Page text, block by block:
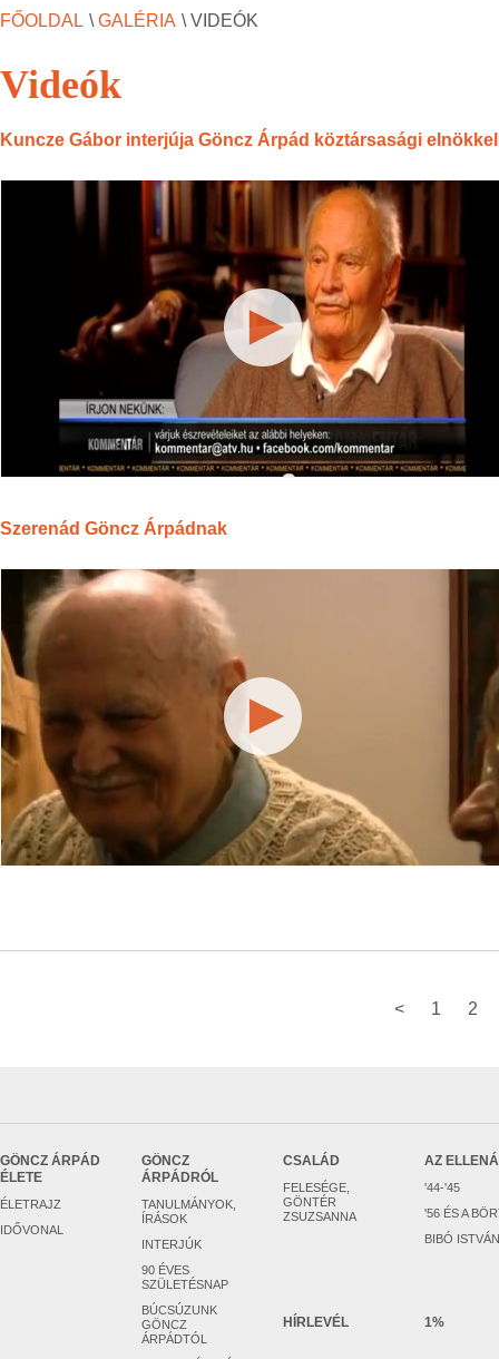
FŐOLDAL \ GALÉRIA \ VIDEÓK
Videók
Kuncze Gábor interjúja Göncz Árpád köztársasági elnökkel
Szerenád Göncz Árpádnak
< 1 2
GÖNCZ ÁRPÁD
ÉLETE
ÉLETRAJZ
IDŐVONAL
GÖNCZ
ÁRPÁDRÓL
TANULMÁNYOK,
ÍRÁSOK
INTERJÚK
90 ÉVES
SZÜLETÉSNAP
BÚCSÚZUNK
GÖNCZ
ÁRPÁDTÓL
CSALÁD
FELESÉGE,
GÖNTÉR
ZSUZSANNA
AZ
'44-'45
'56 ÉS A
BIBÓ
HÍRLEVÉL 1%